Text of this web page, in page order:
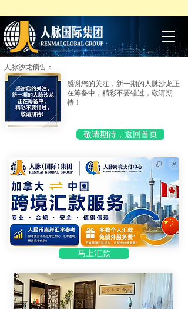
人脉沙龙预告：
感谢您的关注，新一期的人脉沙龙正
在筹备中，精彩不要错过，敬请期
待！
敬请期待，返回首页
马上汇款